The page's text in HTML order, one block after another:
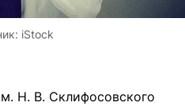
iStock
Н. В. Склифосовского